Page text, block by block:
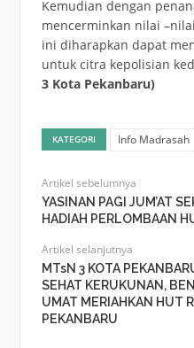
Kemudian dengan
mencerminkan nilai
ini diharapkan dapat
untuk citra kepolisian
3 Kota Pekanbaru)
KATEGORI Info Madrasah
Artikel sebelumnya
YASINAN PAGI JUM’AT
HADIAH PERLOMBAAN
Artikel selanjutnya
MTsN 3 KOTA
SEHAT KERUKUNAN,
UMAT MERIAHKAN HUT
PEKANBARU